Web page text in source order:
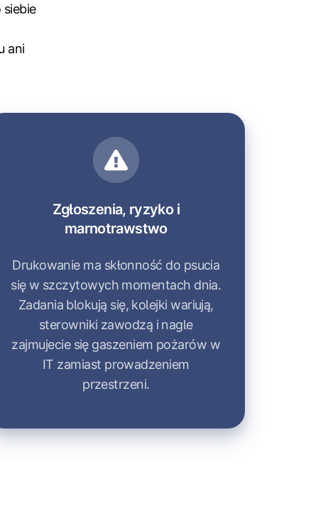
ani
Zgłoszenia, ryzyko i
marnotrawstwo
Drukowanie ma skłonność do psucia
się w szczytowych momentach dnia.
Zadania blokują się, kolejki wariują,
sterowniki zawodzą i nagle
zajmujecie się gaszeniem pożarów w
IT zamiast prowadzeniem
przestrzeni.